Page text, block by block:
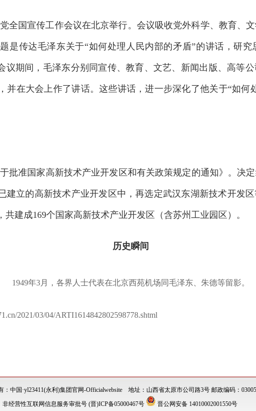
国宣传工作会议在北京举行。会议吸收党外科学、教育、文
是传达毛泽东关于“如何处理人民内部的矛盾”的讲话，研
议期间，毛泽东分别同宣传、教育、文艺、新闻出版、高等
并在大会上作了讲话。这些讲话，进一步深化了他关于“如何
准国家高新技术产业开发区和有关政策规定的通知》。决定
建立的高新技术产业开发区中，再选定武汉东湖新技术开发
共建成169个国家高新技术产业开发区（含苏州工业园区）。
历史瞬间
1949年3月，各界人士代表在北京西苑机场同毛泽东、朱德等留影。
2021/03/04/ARTI1614842802598778.shtml
：中国·yl23411(永利)集团官网-Officialwebsite 地址：山西省太原市公司路3号 邮政编码：
非经营性互联网信息服务审批号 (晋)ICP备05000467号
晋公网安备 14010002001550号